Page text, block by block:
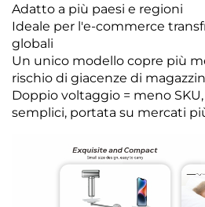
Adatto a più paesi e regioni
Ideale per l'e-commerce
globali
Un unico modello copre più
rischio di giacenze di
Doppio voltaggio = meno
semplici, portata su mercati